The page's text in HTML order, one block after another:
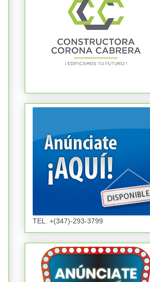
TEL. +(347)-293-3799